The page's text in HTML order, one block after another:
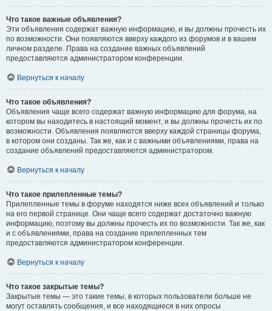
Что такое важные объявления?
Эти объявления содержат важную информацию, и вы должны прочесть их
по возможности. Они появляются вверху каждого из форумов и в вашем
личном разделе. Права на создание важных объявлений
предоставляются администратором конференции.
Вернуться к началу
Что такое объявления?
Объявления чаще всего содержат важную информацию для форума, на
котором вы находитесь в настоящий момент, и вы должны прочесть их по
возможности. Объявления появляются вверху каждой страницы форума,
в котором они созданы. Так же, как и с важными объявлениями, права на
создание объявлений предоставляются администратором.
Вернуться к началу
Что такое прилепленные темы?
Прилепленные темы в форуме находятся ниже всех объявлений и только
на его первой странице. Они чаще всего содержат достаточно важную
информацию, поэтому вы должны прочесть их по возможности. Так же, как
и с объявлениями, права на создание прилепленных тем
предоставляются администратором конференции.
Вернуться к началу
Что такое закрытые темы?
Закрытые темы — это такие темы, в которых пользователи больше не
могут оставлять сообщения, и все находящиеся в них опросы